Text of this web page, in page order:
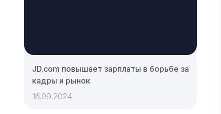
JD.com повышает зарплаты в борьбе за
кадры и рынок
16.09.2024